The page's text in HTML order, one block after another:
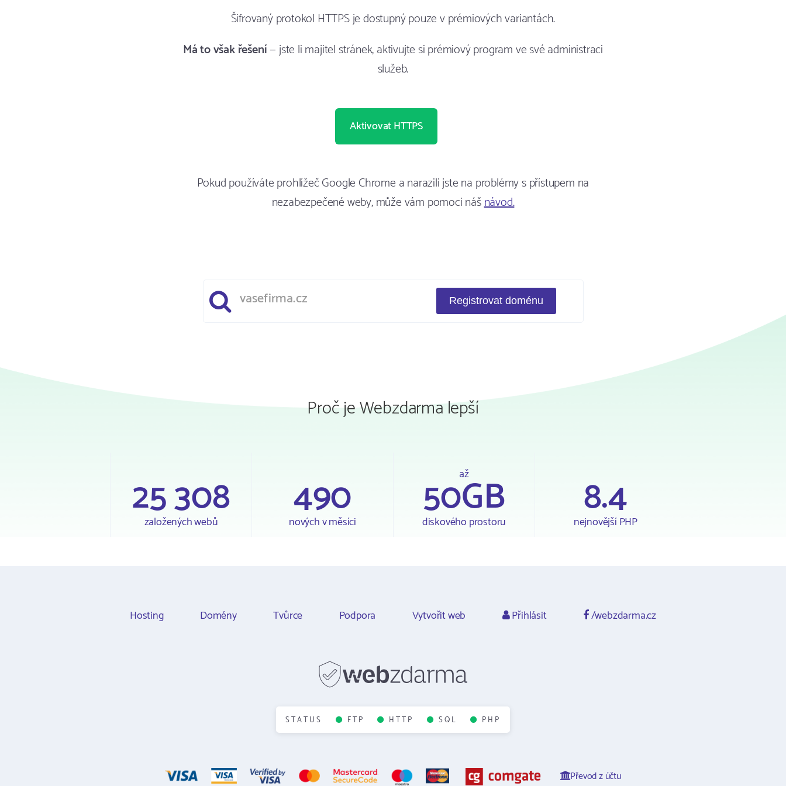
Šifrovaný protokol HTTPS je dostupný pouze v prémiových variantách.
Má to však řešení— jste li majitel stránek, aktivujte si prémiový program ve své administraci
služeb.
Aktivovat HTTPS
Pokud používáte prohlížeč Google Chrome a narazili jste na problémy s přístupem na
nezabezpečené weby, může vám pomoci nášnávod.
Proč je Webzdarma lepší
25 308
založených webů 490
nových v měsíci
až
50GB
diskového prostoru 8.4
nejnovější PHP
Hosting Domény Tvůrce Podpora Vytvořit web Přihlásit /webzdarma.cz
STATUS FTP HTTP SQL PHP
Převod z účtu